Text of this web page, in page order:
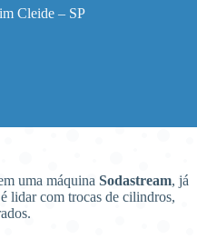
Cleide – SP
uma máquina Sodastream, já
lidar com trocas de cilindros,